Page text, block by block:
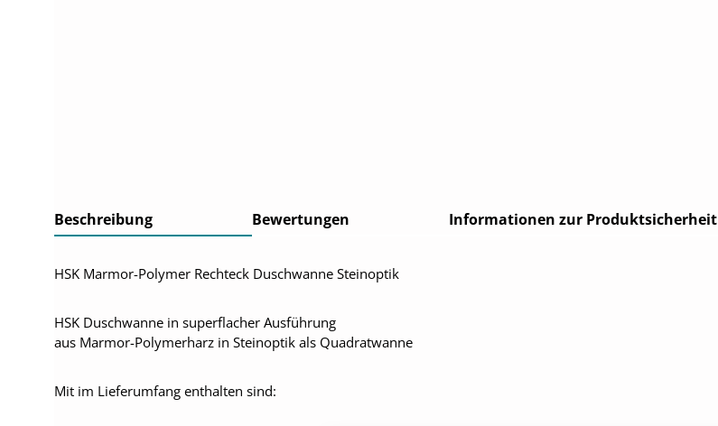
Beschreibung Bewertungen Informationen zur Produktsicherheit
HSK Marmor-Polymer Rechteck Duschwanne Steinoptik
HSK Duschwanne in superflacher Ausführung
aus Marmor-Polymerharz in Steinoptik als Quadratwanne
Mit im Lieferumfang enthalten sind: